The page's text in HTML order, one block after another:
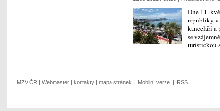
Dne 11.
republiky v
kanceláří a
se
turistickou
MZV ČR | Webmaster | kontakty | mapa stránek | Mobilní verze | RSS